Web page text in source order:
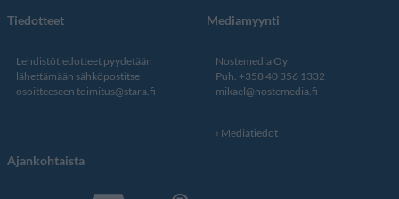
Tiedotteet
Lehdistötiedotteet pyydetään
lähettämään sähköpostitse
osoitteeseen toimitus@stara.fi
Mediamyynti
Nostemedia Oy
Puh. +358 40 356 1332
mikael@nostemedia.fi
Mediatiedot
Ajankohtaista